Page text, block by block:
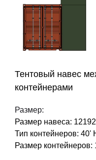
Тентовый навес
контейнерами
Размер:
Размер навеса:
Тип контейнеров: 40'
Размер